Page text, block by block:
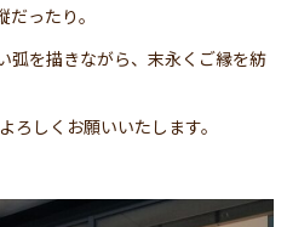
ったり。
弧を描きながら、末永くご縁を紡
ろしくお願いいたします。